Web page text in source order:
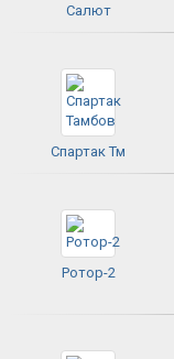
Салют
Спартак Тм
Ротор-2